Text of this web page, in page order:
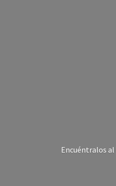
Encuéntralos al